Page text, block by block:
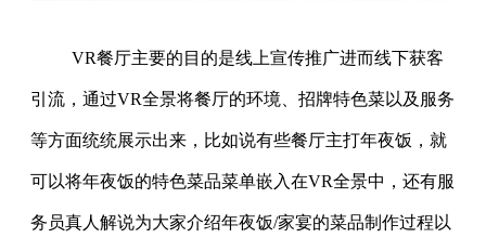
VR餐厅主要的目的是线上宣传推广进而线下获客
引流，通过VR全景将餐厅的环境、招牌特色菜以及服务
等方面统统展示出来，比如说有些餐厅主打年夜饭，就
可以将年夜饭的特色菜品菜单嵌入在VR全景中，还有服
务员真人解说为大家介绍年夜饭/家宴的菜品制作过程以